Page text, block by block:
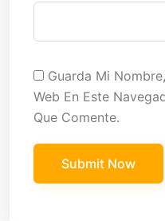
Guarda Mi
Web En Este
Que Comente.